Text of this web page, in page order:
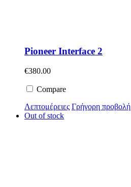
Pioneer Interface 2
€380.00
Compare
Λεπτομέρειες Γρήγορη προβολή
Out of stock